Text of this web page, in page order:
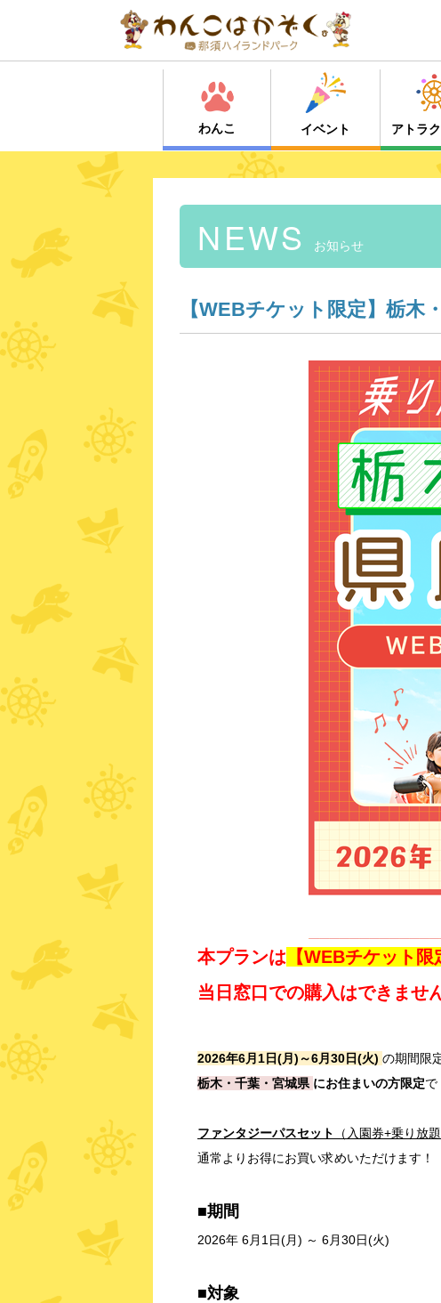
わんこ イベント アトラ
NEWS お知らせ
【WEBチケット限定】栃木
本プランは 【WEBチケット限
当日窓口での購入はできません
2026年6月1日(月)～6月30日(火) の期間限
栃木・千葉・宮城県 にお住まいの方限定で
ファンタジーパスセット （入園券+乗り放
通常よりお得にお買い求めいただけます！
■期間
2026年 6月1日(月) ～ 6月30日(火)
■対象